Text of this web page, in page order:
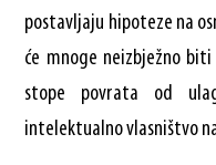
postavljaju hipoteze na
će mnoge neizbježno biti
stope povrata od
intelektualno vlasništvo